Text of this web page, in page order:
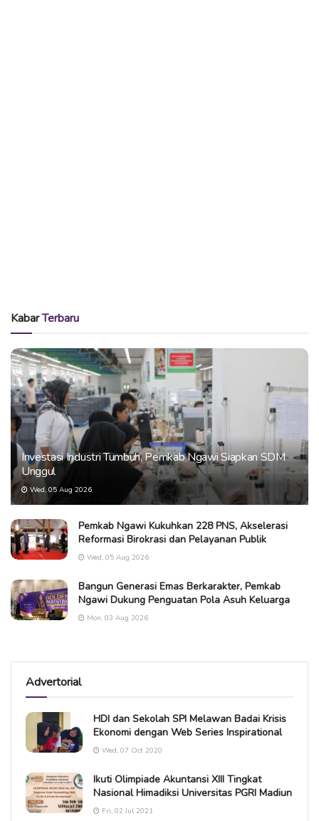
KabarTerbaru
Investasi Industri Tumbuh, Pemkab Ngawi Siapkan SDM
Unggul
Wed, 05 Aug 2026
Pemkab Ngawi Kukuhkan 228 PNS, Akselerasi
Reformasi Birokrasi dan Pelayanan Publik
Wed, 05 Aug 2026
Bangun Generasi Emas Berkarakter, Pemkab
Ngawi Dukung Penguatan Pola Asuh Keluarga
Mon, 03 Aug 2026
Advertorial
HDI dan Sekolah SPI Melawan Badai Krisis
Ekonomi dengan Web Series Inspirational
Wed, 07 Oct 2020
Ikuti Olimpiade Akuntansi XIII Tingkat
Nasional Himadiksi Universitas PGRI Madiun
Fri, 02 Jul 2021